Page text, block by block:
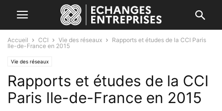
Accueil CCI Vie des réseaux
Rapports et études de la CCI Paris
Ile-de-France en 2015
Vie des réseaux
Rapports et études de la CCI
Paris Ile-de-France en 2015